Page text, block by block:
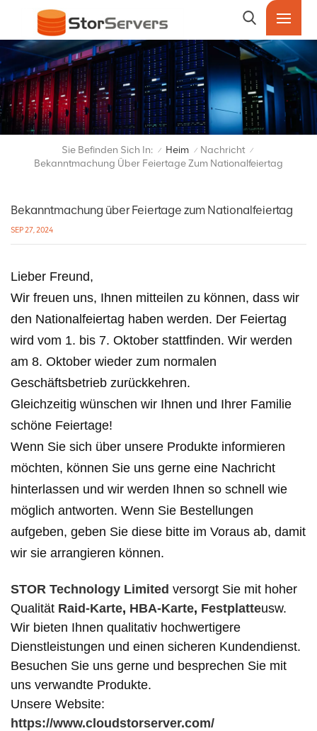
Sie Befinden Sich In: / Heim / Nachricht /
Bekanntmachung Über Feiertage Zum Nationalfeiertag
Bekanntmachung über Feiertage zum Nationalfeiertag
SEP 27, 2024
Lieber Freund,
Wir freuen uns, Ihnen mitteilen zu können, dass wir
den Nationalfeiertag haben werden. Der Feiertag
wird vom 1. bis 7. Oktober stattfinden. Wir werden
am 8. Oktober wieder zum normalen
Geschäftsbetrieb zurückkehren.
Gleichzeitig wünschen wir Ihnen und Ihrer Familie
schöne Feiertage!
Wenn Sie sich über unsere Produkte informieren
möchten, können Sie uns gerne eine Nachricht
hinterlassen und wir werden Ihnen so schnell wie
möglich antworten. Wenn Sie Bestellungen
aufgeben, geben Sie diese bitte im Voraus ab, damit
wir sie arrangieren können.
STOR Technology Limited versorgt Sie mit hoher
Qualität Raid-Karte, HBA-Karte, Festplatteusw.
Wir bieten Ihnen qualitativ hochwertigere
Dienstleistungen und einen sicheren Kundendienst.
Besuchen Sie uns gerne und besprechen Sie mit
uns verwandte Produkte.
Unsere Website:
https://www.cloudstorserver.com/